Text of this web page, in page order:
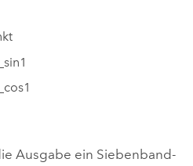
Ausgabe ein Siebenband-